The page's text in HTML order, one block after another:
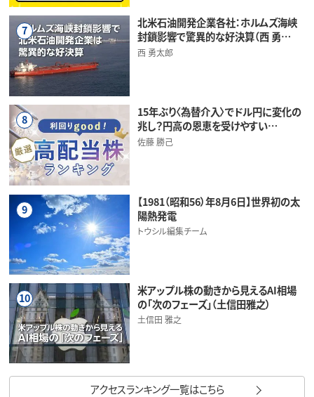
7
北米石油開発企業各社：ホルムズ海峡
封鎖影響で驚異的な好決算（西 勇…
西 勇太郎
8
15年ぶり〈為替介入〉でドル円に変化の
兆し？円高の恩恵を受けやすい…
佐藤 勝己
9
【1981（昭和56）年8月6日】世界初の太
陽熱発電
トウシル編集チーム
10
米アップル株の動きから見えるAI相場
の「次のフェーズ」（土信田雅之）
土信田 雅之
アクセスランキング一覧はこちら